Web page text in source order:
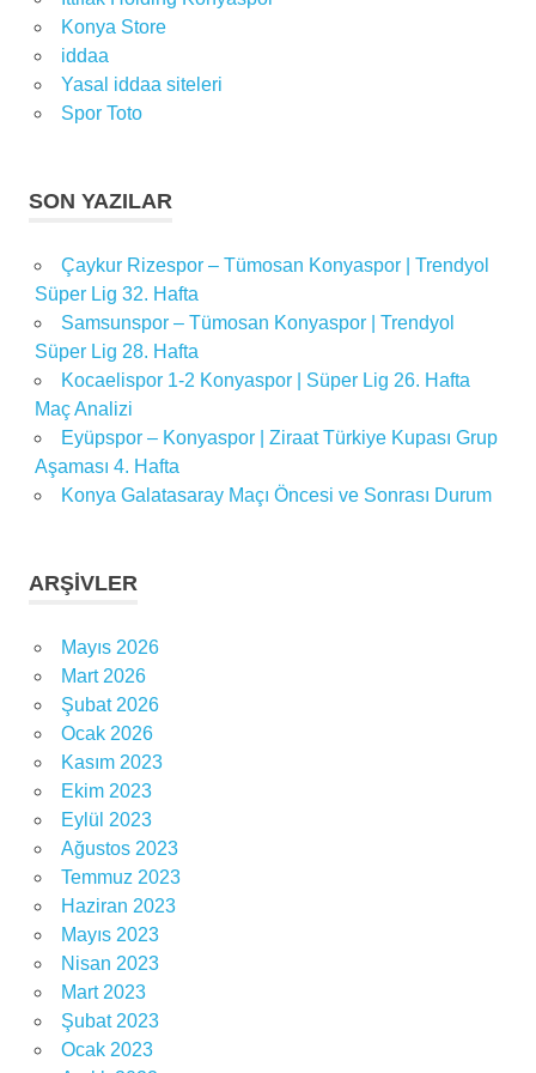
Konya Store
iddaa
Yasal iddaa siteleri
Spor Toto
SON YAZILAR
Çaykur Rizespor – Tümosan Konyaspor | Trendyol
Süper Lig 32. Hafta
Samsunspor – Tümosan Konyaspor | Trendyol
Süper Lig 28. Hafta
Kocaelispor 1-2 Konyaspor | Süper Lig 26. Hafta
Maç Analizi
Eyüpspor – Konyaspor | Ziraat Türkiye Kupası Grup
Aşaması 4. Hafta
Konya Galatasaray Maçı Öncesi ve Sonrası Durum
ARŞIVLER
Mayıs 2026
Mart 2026
Şubat 2026
Ocak 2026
Kasım 2023
Ekim 2023
Eylül 2023
Ağustos 2023
Temmuz 2023
Haziran 2023
Mayıs 2023
Nisan 2023
Mart 2023
Şubat 2023
Ocak 2023